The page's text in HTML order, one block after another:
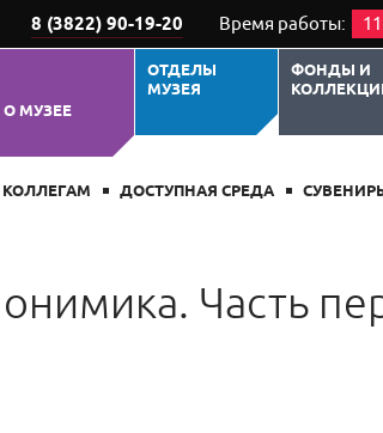
8 (3822) 90-19-20 Время работы:
О МУЗЕЕ
ОТДЕЛЫ
МУЗЕЯ
ФОНДЫ И
КОЛЛЕГАМ ДОСТУПНАЯ СРЕДА
Часть